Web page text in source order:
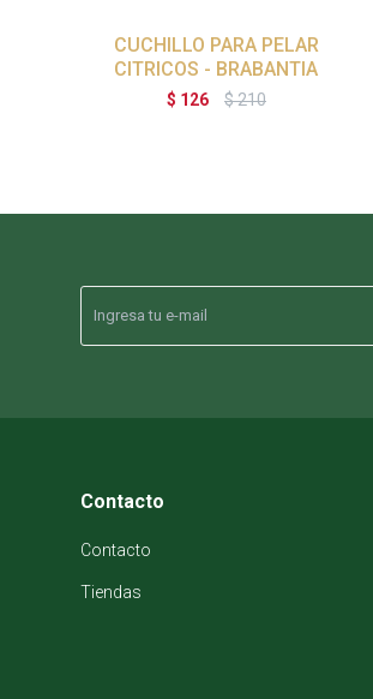
CUCHILLO PARA PELAR
CITRICOS - BRABANTIA
$ 126 $210
Contacto
Contacto
Tiendas